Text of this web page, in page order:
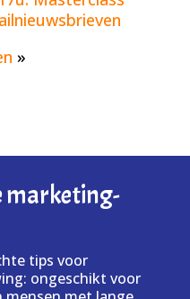
»
marketing-
tips voor
ongeschikt voor